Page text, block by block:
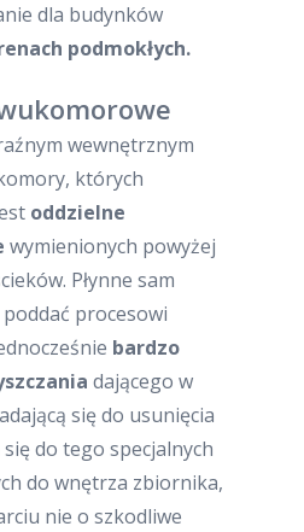
dla budynków
podmokłych.
wewnętrznym
których
oddzielne
wymienionych powyżej
Płynne sam
procesowi
bardzo
dającego w
się do usunięcia
do tego specjalnych
do wnętrza zbiornika,
nie o szkodliwe